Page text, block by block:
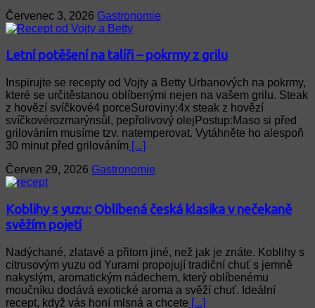
Červenec 3, 2026 Gastronomie
Letní potěšení na talíři – pokrmy z grilu
Inspirujte se recepty od Vojty a Betty Urbanových na pokrmy,
které se určitěstanou oblíbenými nejen na vašem grilu. Steak
z hovězí svíčkové4 porceSuroviny:4x steak z hovězí
svíčkovérozmarýnsůl, pepřolivový olejPostup:Maso si před
grilováním musíme tzv. natemperovat. Vytáhněte ho alespoň
30 minut před grilováním [...]
Červen 29, 2026 Gastronomie
Koblihy s yuzu: Oblíbená česká klasika v nečekaně
svěžím pojetí
Nadýchané, zlatavé a přitom jiné, než jak je znáte. Koblihy s
citrusovým yuzu od Yurami propojují tradiční chuť s jemně
nakyslým, aromatickým nádechem, který oblíbenému
moučníku dodává exotické aroma a svěží chuť. Ideální
recept, když vás honí mlsná a chcete [...]